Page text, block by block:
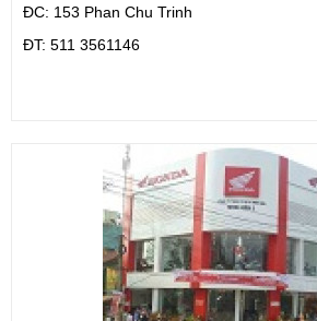
ĐC: 153 Phan Chu Trinh
ÐT: 511 3561146